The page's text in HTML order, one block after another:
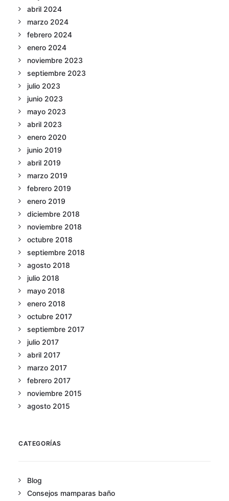
abril 2024
marzo 2024
febrero 2024
enero 2024
noviembre 2023
septiembre 2023
julio 2023
junio 2023
mayo 2023
abril 2023
enero 2020
junio 2019
abril 2019
marzo 2019
febrero 2019
enero 2019
diciembre 2018
noviembre 2018
octubre 2018
septiembre 2018
agosto 2018
julio 2018
mayo 2018
enero 2018
octubre 2017
septiembre 2017
julio 2017
abril 2017
marzo 2017
febrero 2017
noviembre 2015
agosto 2015
CATEGORÍAS
Blog
Consejos mamparas baño